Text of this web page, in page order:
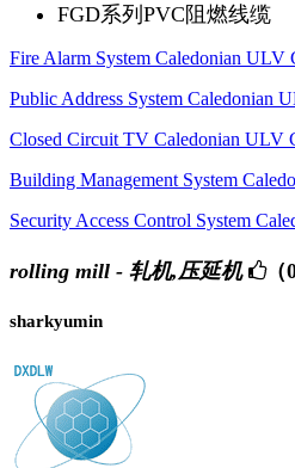
FGD系列PVC阻燃线缆
Fire Alarm System Caledonian ULV
Public Address System Caledonian
Closed Circuit TV Caledonian ULV
Building Management System
Security Access Control System
rolling mill - 轧机,压延机 （0
sharkyumin